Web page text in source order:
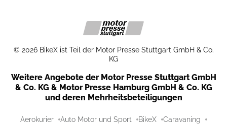
© 2026 BikeX ist Teil der Motor Presse Stuttgart GmbH & Co.
KG
Weitere Angebote der Motor Presse Stuttgart GmbH
& Co. KG & Motor Presse Hamburg GmbH & Co. KG
und deren Mehrheitsbeteiligungen
Aerokurier Auto Motor und Sport BikeX Caravaning